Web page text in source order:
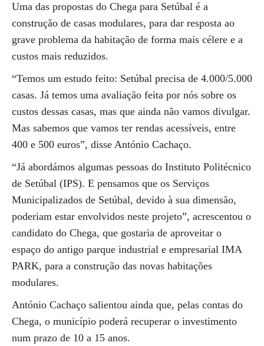
Uma das propostas do Chega para Setúbal é a
construção de casas modulares, para dar resposta ao
grave problema da habitação de forma mais célere e a
custos mais reduzidos.
“Temos um estudo feito: Setúbal precisa de 4.000/5.000
casas. Já temos uma avaliação feita por nós sobre os
custos dessas casas, mas que ainda não vamos divulgar.
Mas sabemos que vamos ter rendas acessíveis, entre
400 e 500 euros”, disse António Cachaço.
“Já abordámos algumas pessoas do Instituto Politécnico
de Setúbal (IPS). E pensamos que os Serviços
Municipalizados de Setúbal, devido à sua dimensão,
poderiam estar envolvidos neste projeto”, acrescentou o
candidato do Chega, que gostaria de aproveitar o
espaço do antigo parque industrial e empresarial IMA
PARK, para a construção das novas habitações
modulares.
António Cachaço salientou ainda que, pelas contas do
Chega, o município poderá recuperar o investimento
num prazo de 10 a 15 anos.